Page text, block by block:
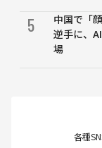
5
中国で「
逆手に、
場
各種